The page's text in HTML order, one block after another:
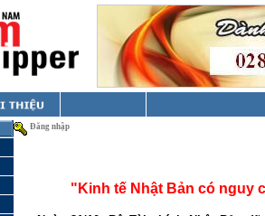
Đăng nhập
"Kinh tế Nhật Bản có nguy